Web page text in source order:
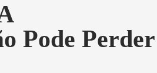
Pode Perder